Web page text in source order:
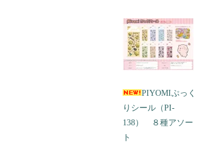
PIYOMIぷっく
りシール（PI-
138） ８種アソー
ト